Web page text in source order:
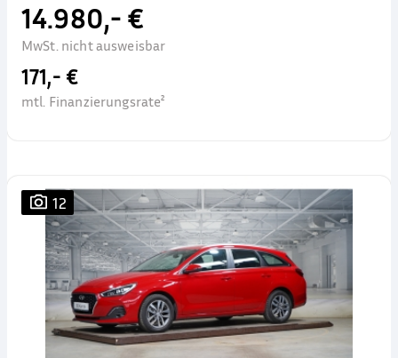
14.980,- €
MwSt. nicht ausweisbar
171,- €
mtl. Finanzierungsrate²
12